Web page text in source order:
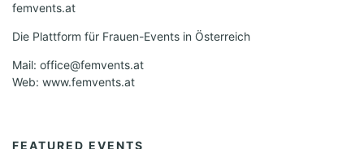
femvents.at
Die Plattform für Frauen-Events in Österreich
Mail: office@femvents.at
Web: www.femvents.at
FEATURED EVENTS